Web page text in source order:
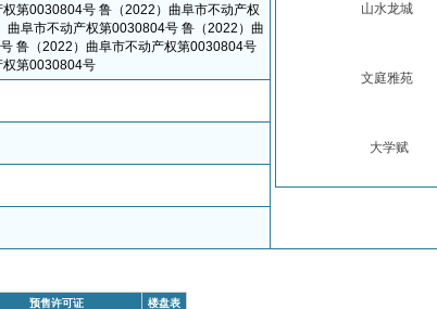
山水龙城
文庭雅苑
大学赋
第0030804号 鲁（2022）曲阜市不动产权
曲阜市不动产权第0030804号 鲁（2022）曲
鲁（2022）曲阜市不动产权第0030804号
权第0030804号
预售许可证 楼盘表